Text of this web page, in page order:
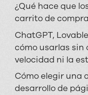
¿Qué hace que
carrito de
ChatGPT,
cómo usarlas sin
velocidad ni la
Cómo elegir una
desarrollo